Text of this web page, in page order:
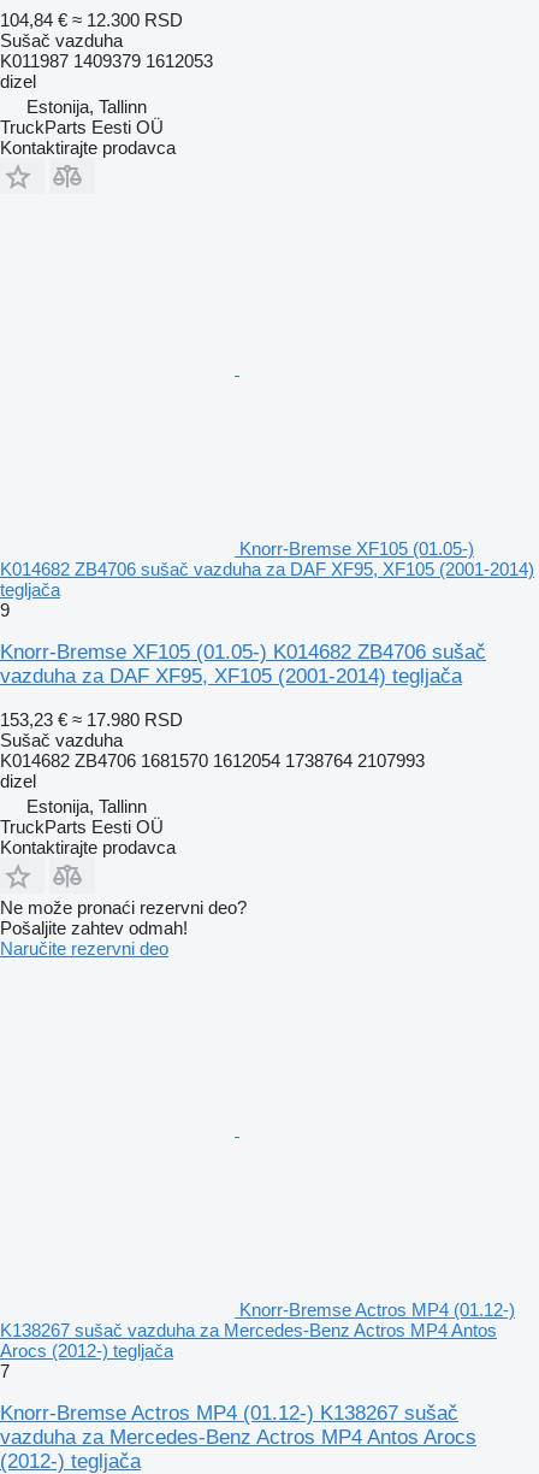
104,84 € ≈ 12.300 RSD
Sušač vazduha
K011987 1409379 1612053
dizel
Estonija, Tallinn
TruckParts Eesti OÜ
Kontaktirajte prodavca
Knorr-Bremse XF105 (01.05-)
K014682 ZB4706 sušač vazduha za DAF XF95, XF105 (2001-2014)
tegljača
9
Knorr-Bremse XF105 (01.05-) K014682 ZB4706 sušač
vazduha za DAF XF95, XF105 (2001-2014) tegljača
153,23 € ≈ 17.980 RSD
Sušač vazduha
K014682 ZB4706 1681570 1612054 1738764 2107993
dizel
Estonija, Tallinn
TruckParts Eesti OÜ
Kontaktirajte prodavca
Ne može pronaći rezervni dеo?
Pošaljite zahtev odmah!
Naručite rezervni dеo
Knorr-Bremse Actros MP4 (01.12-)
K138267 sušač vazduha za Mercedes-Benz Actros MP4 Antos
Arocs (2012-) tegljača
7
Knorr-Bremse Actros MP4 (01.12-) K138267 sušač
vazduha za Mercedes-Benz Actros MP4 Antos Arocs
(2012-) tegljača